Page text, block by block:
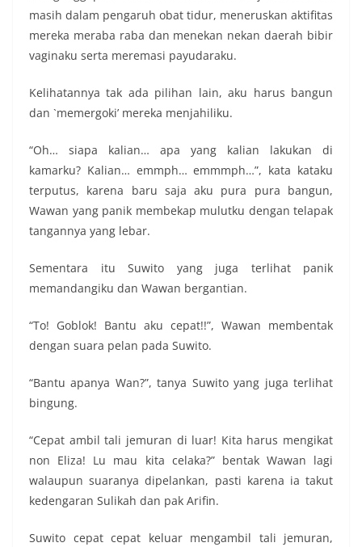
masih dalam pengaruh obat tidur, meneruskan aktifitas
mereka meraba raba dan menekan nekan daerah bibir
vaginaku serta meremasi payudaraku.
Kelihatannya tak ada pilihan lain, aku harus bangun
dan `memergoki’ mereka menjahiliku.
“Oh… siapa kalian… apa yang kalian lakukan di
kamarku? Kalian… emmph… emmmph…”, kata kataku
terputus, karena baru saja aku pura pura bangun,
Wawan yang panik membekap mulutku dengan telapak
tangannya yang lebar.
Sementara itu Suwito yang juga terlihat panik
memandangiku dan Wawan bergantian.
“To! Goblok! Bantu aku cepat!!”, Wawan membentak
dengan suara pelan pada Suwito.
“Bantu apanya Wan?”, tanya Suwito yang juga terlihat
bingung.
“Cepat ambil tali jemuran di luar! Kita harus mengikat
non Eliza! Lu mau kita celaka?” bentak Wawan lagi
walaupun suaranya dipelankan, pasti karena ia takut
kedengaran Sulikah dan pak Arifin.
Suwito cepat cepat keluar mengambil tali jemuran,